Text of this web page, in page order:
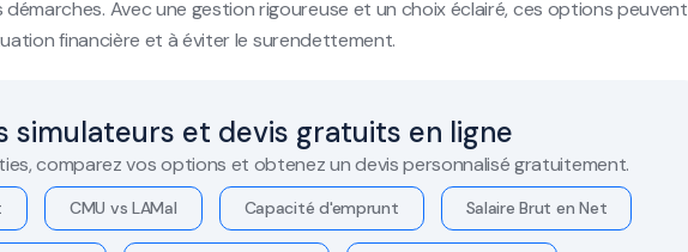
démarches. Avec une gestion rigoureuse et un choix éclairé, ces options peuvent
financière et à éviter le surendettement.
simulateurs et devis gratuits en ligne
comparez vos options et obtenez un devis personnalisé gratuitement.
CMU vs LAMal Capacité d'emprunt Salaire Brut en Net